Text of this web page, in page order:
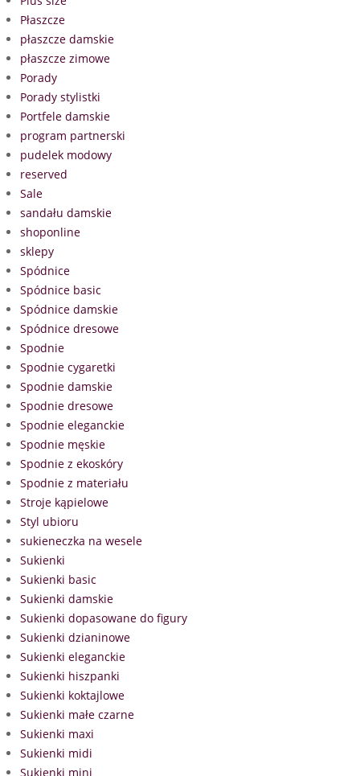
Płaszcze
płaszcze damskie
płaszcze zimowe
Porady
Porady stylistki
Portfele damskie
program partnerski
pudelek modowy
reserved
Sale
sandału damskie
shoponline
sklepy
Spódnice
Spódnice basic
Spódnice damskie
Spódnice dresowe
Spodnie
Spodnie cygaretki
Spodnie damskie
Spodnie dresowe
Spodnie eleganckie
Spodnie męskie
Spodnie z ekoskóry
Spodnie z materiału
Stroje kąpielowe
Styl ubioru
sukieneczka na wesele
Sukienki
Sukienki basic
Sukienki damskie
Sukienki dopasowane do figury
Sukienki dzianinowe
Sukienki eleganckie
Sukienki hiszpanki
Sukienki koktajlowe
Sukienki małe czarne
Sukienki maxi
Sukienki midi
Sukienki mini